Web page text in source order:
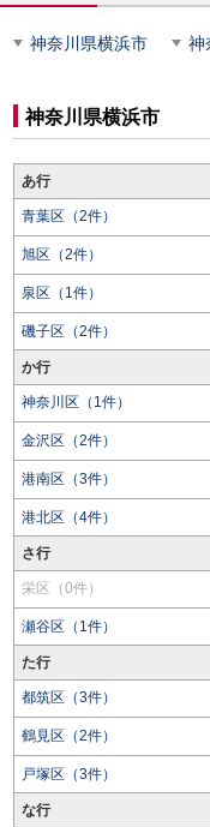
神奈川県横浜市 神
神奈川県横浜市
あ行
青葉区（2件）
旭区（2件）
泉区（1件）
磯子区（2件）
か行
神奈川区（1件）
金沢区（2件）
港南区（3件）
港北区（4件）
さ行
栄区（0件）
瀬谷区（1件）
た行
都筑区（3件）
鶴見区（2件）
戸塚区（3件）
な行